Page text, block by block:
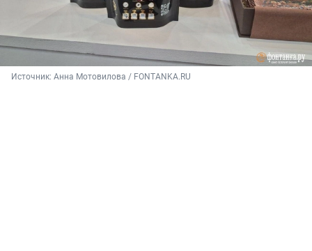
Источник: Анна Мотовилова / FONTANKA.RU